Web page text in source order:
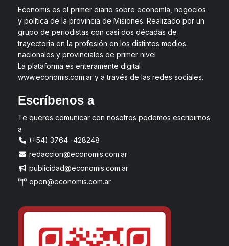
Economis es el primer diario sobre economía, negocios
y política de la provincia de Misiones. Realizado por un
grupo de periodistas con casi dos décadas de
trayectoria en la profesión en los distintos medios
nacionales y provinciales de primer nivel
La plataforma es enteramente digital
www.economis.com.ar y a través de las redes sociales.
Escríbenos a
Te queres comunicar con nosotros podemos escribirnos
a
(+54) 3764 -428248
redaccion@economis.com.ar
publicidad@economis.com.ar
open@economis.com.ar